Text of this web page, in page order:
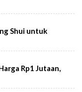
Shui untuk
Rp1 Jutaan,